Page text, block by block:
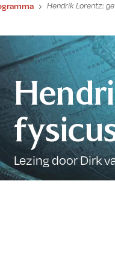
Hendrik Lorentz:
Lezing door Dirk